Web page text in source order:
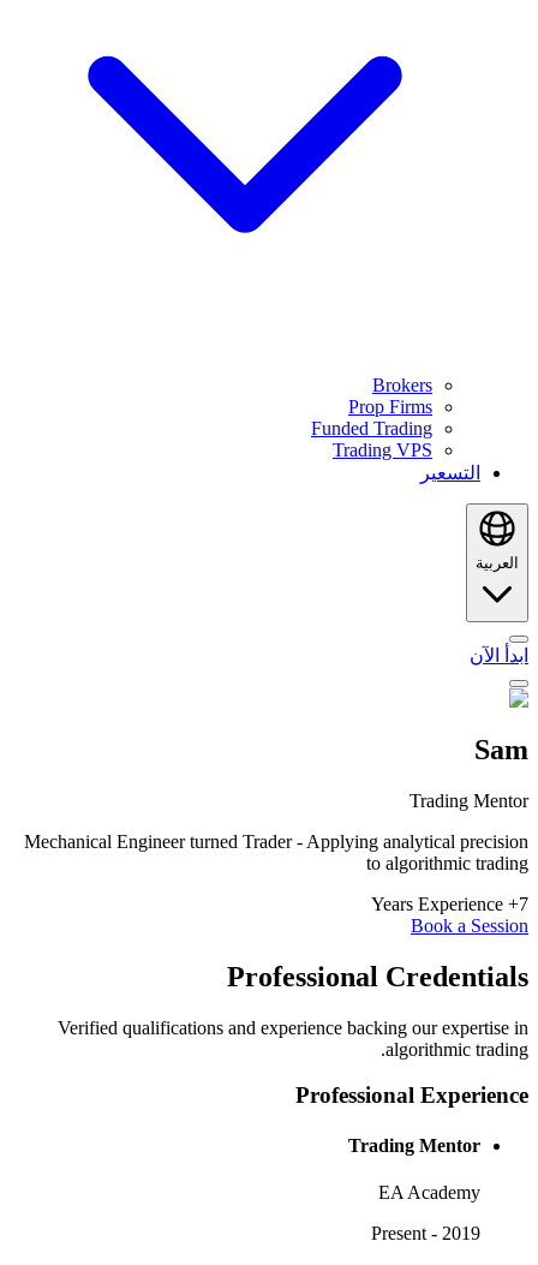
Brokers
Prop Firms
Funded Trading
Trading VPS
التسعير
العربية
ابدأ الآن
Sam
Trading Mentor
Mechanical Engineer turned Trader - Applying analytical precision
to algorithmic trading
7+ Years Experience
Book a Session
Professional Credentials
Verified qualifications and experience backing our expertise in
algorithmic trading.
Professional Experience
Trading Mentor
EA Academy
2019 - Present